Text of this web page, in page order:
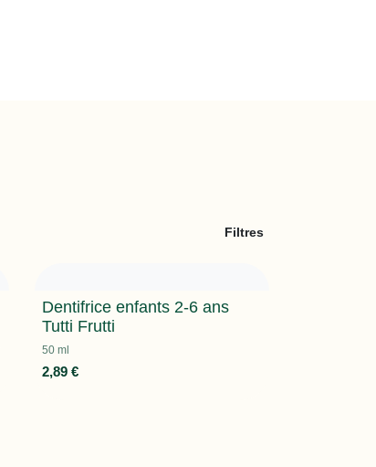
Filtres
Dentifrice enfants 2-6 ans
Tutti Frutti
50 ml
2,89 €